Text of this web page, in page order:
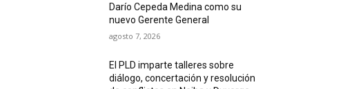
Darío Cepeda Medina como su
nuevo Gerente General
agosto 7, 2026
El PLD imparte talleres sobre
diálogo, concertación y resolución